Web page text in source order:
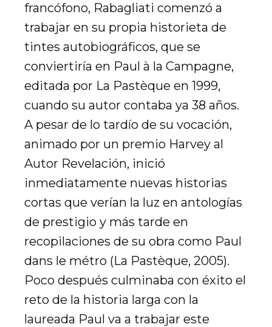
francófono, Rabagliati comenzó a
trabajar en su propia historieta de
tintes autobiográficos, que se
conviertiría en Paul à la Campagne,
editada por La Pastèque en 1999,
cuando su autor contaba ya 38 años.
A pesar de lo tardío de su vocación,
animado por un premio Harvey al
Autor Revelación, inició
inmediatamente nuevas historias
cortas que verían la luz en antologías
de prestigio y más tarde en
recopilaciones de su obra como Paul
dans le métro (La Pastèque, 2005).
Poco después culminaba con éxito el
reto de la historia larga con la
laureada Paul va a trabajar este